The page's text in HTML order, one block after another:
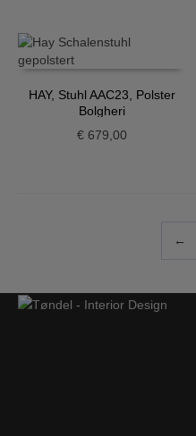
€ 299,00
HAY, Stuhl AAC23, Polster
Bolgheri
€679,00
←